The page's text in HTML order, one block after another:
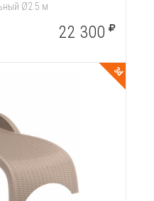
Ø2.5 м
22 300
3d